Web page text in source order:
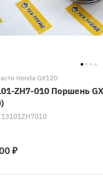
Honda GX120
ZH7-010 Поршень
13101ZH7010
₽